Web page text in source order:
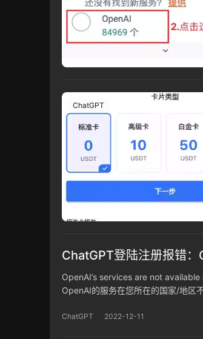
ChatGPT
ChatGPT登陆注册报错
OpenAI’s services are not
OpenAI的服务在您所在的国家/地区
ChatGPT 2022-12-11